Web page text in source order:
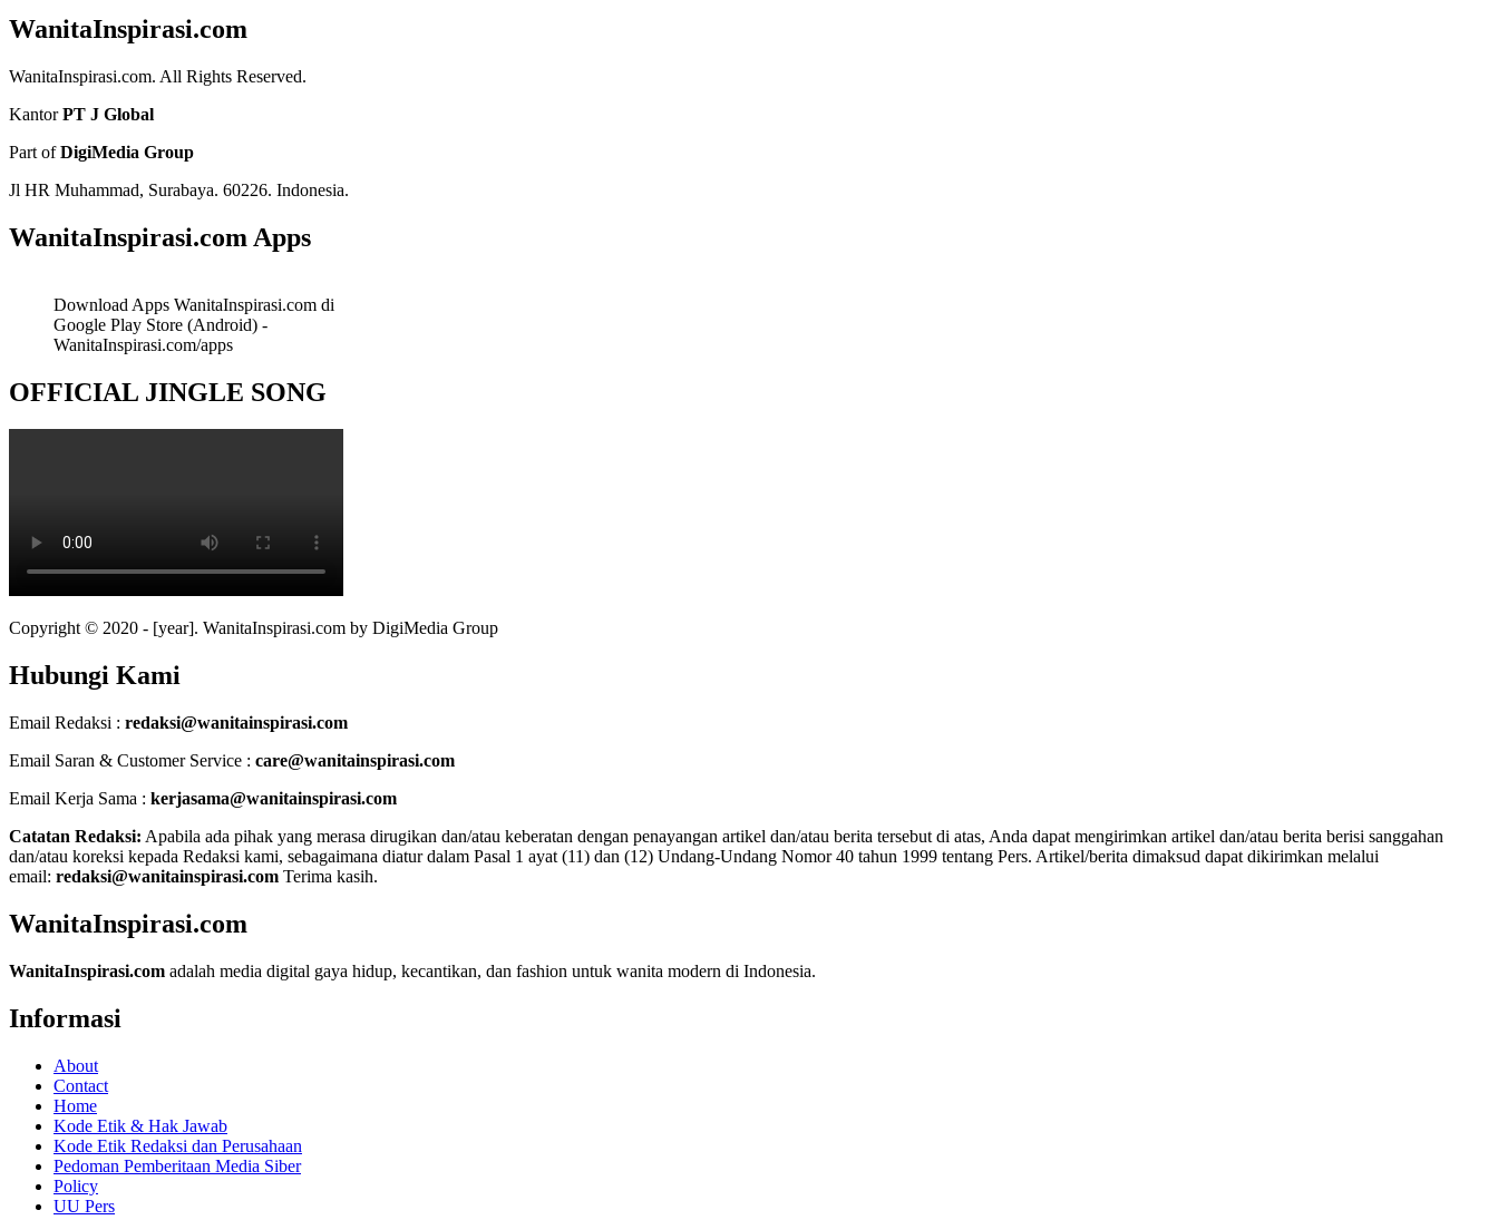
WanitaInspirasi.com
WanitaInspirasi.com. All Rights Reserved.
KantorPT J Global
Part ofDigiMedia Group
Jl HR Muhammad, Surabaya. 60226. Indonesia.
WanitaInspirasi.com Apps
Download Apps WanitaInspirasi.com di
Google Play Store (Android) -
WanitaInspirasi.com/apps
OFFICIAL JINGLE SONG
Copyright © 2020 - [year]. WanitaInspirasi.com by DigiMedia Group
Hubungi Kami
Email Redaksi : redaksi@wanitainspirasi.com
Email Saran & Customer Service : care@wanitainspirasi.com
Email Kerja Sama : kerjasama@wanitainspirasi.com
Catatan Redaksi: Apabila ada pihak yang merasa dirugikan dan/atau keberatan dengan penayangan artikel dan/atau berita tersebut di atas, Anda dapat mengirimkan artikel dan/atau berita berisi sanggahan
dan/atau koreksi kepada Redaksi kami, sebagaimana diatur dalam Pasal 1 ayat (11) dan (12) Undang-Undang Nomor 40 tahun 1999 tentang Pers. Artikel/berita dimaksud dapat dikirimkan melalui
email: redaksi@wanitainspirasi.com Terima kasih.
WanitaInspirasi.com
WanitaInspirasi.com adalah media digital gaya hidup, kecantikan, dan fashion untuk wanita modern di Indonesia.
Informasi
About
Contact
Home
Kode Etik & Hak Jawab
Kode Etik Redaksi dan Perusahaan
Pedoman Pemberitaan Media Siber
Policy
UU Pers